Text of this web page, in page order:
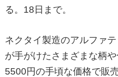
る。18日まで。
ネクタイ製造のアルファテ
が手がけたさまざまな柄
5500円の手頃な価格で販